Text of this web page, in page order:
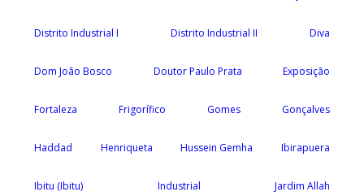
Distrito Industrial I Distrito Industrial II Diva
Dom João Bosco Doutor Paulo Prata Exposição
Fortaleza Frigorífico Gomes Gonçalves
Haddad Henriqueta Hussein Gemha Ibirapuera
Ibitu (Ibitu) Industrial Jardim Allah